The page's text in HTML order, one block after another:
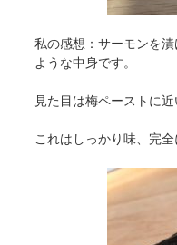
私の感想：サーモンを
ような中身です。
見た目は梅ペーストに近
これはしっかり味、完全